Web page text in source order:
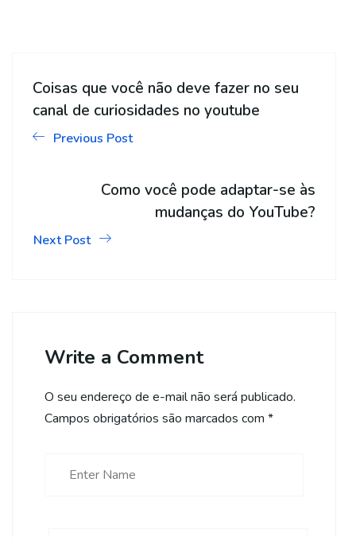
Coisas que você não deve fazer no seu
canal de curiosidades no youtube
Previous Post
Como você pode adaptar-se às
mudanças do YouTube?
Next Post
Write a Comment
O seu endereço de e-mail não será publicado.
Campos obrigatórios são marcados com *